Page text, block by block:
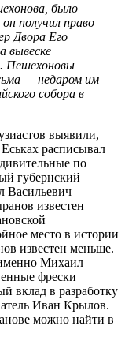
было
получил право
Двора Его
вывеске
Пешехоновы
— недаром им
собора в
выявили,
расписывал
по
губернский
Васильевич
известен
место в истории
известен меньше.
Михаил
фрески
вклад в разработку
Иван Крылов.
можно найти в